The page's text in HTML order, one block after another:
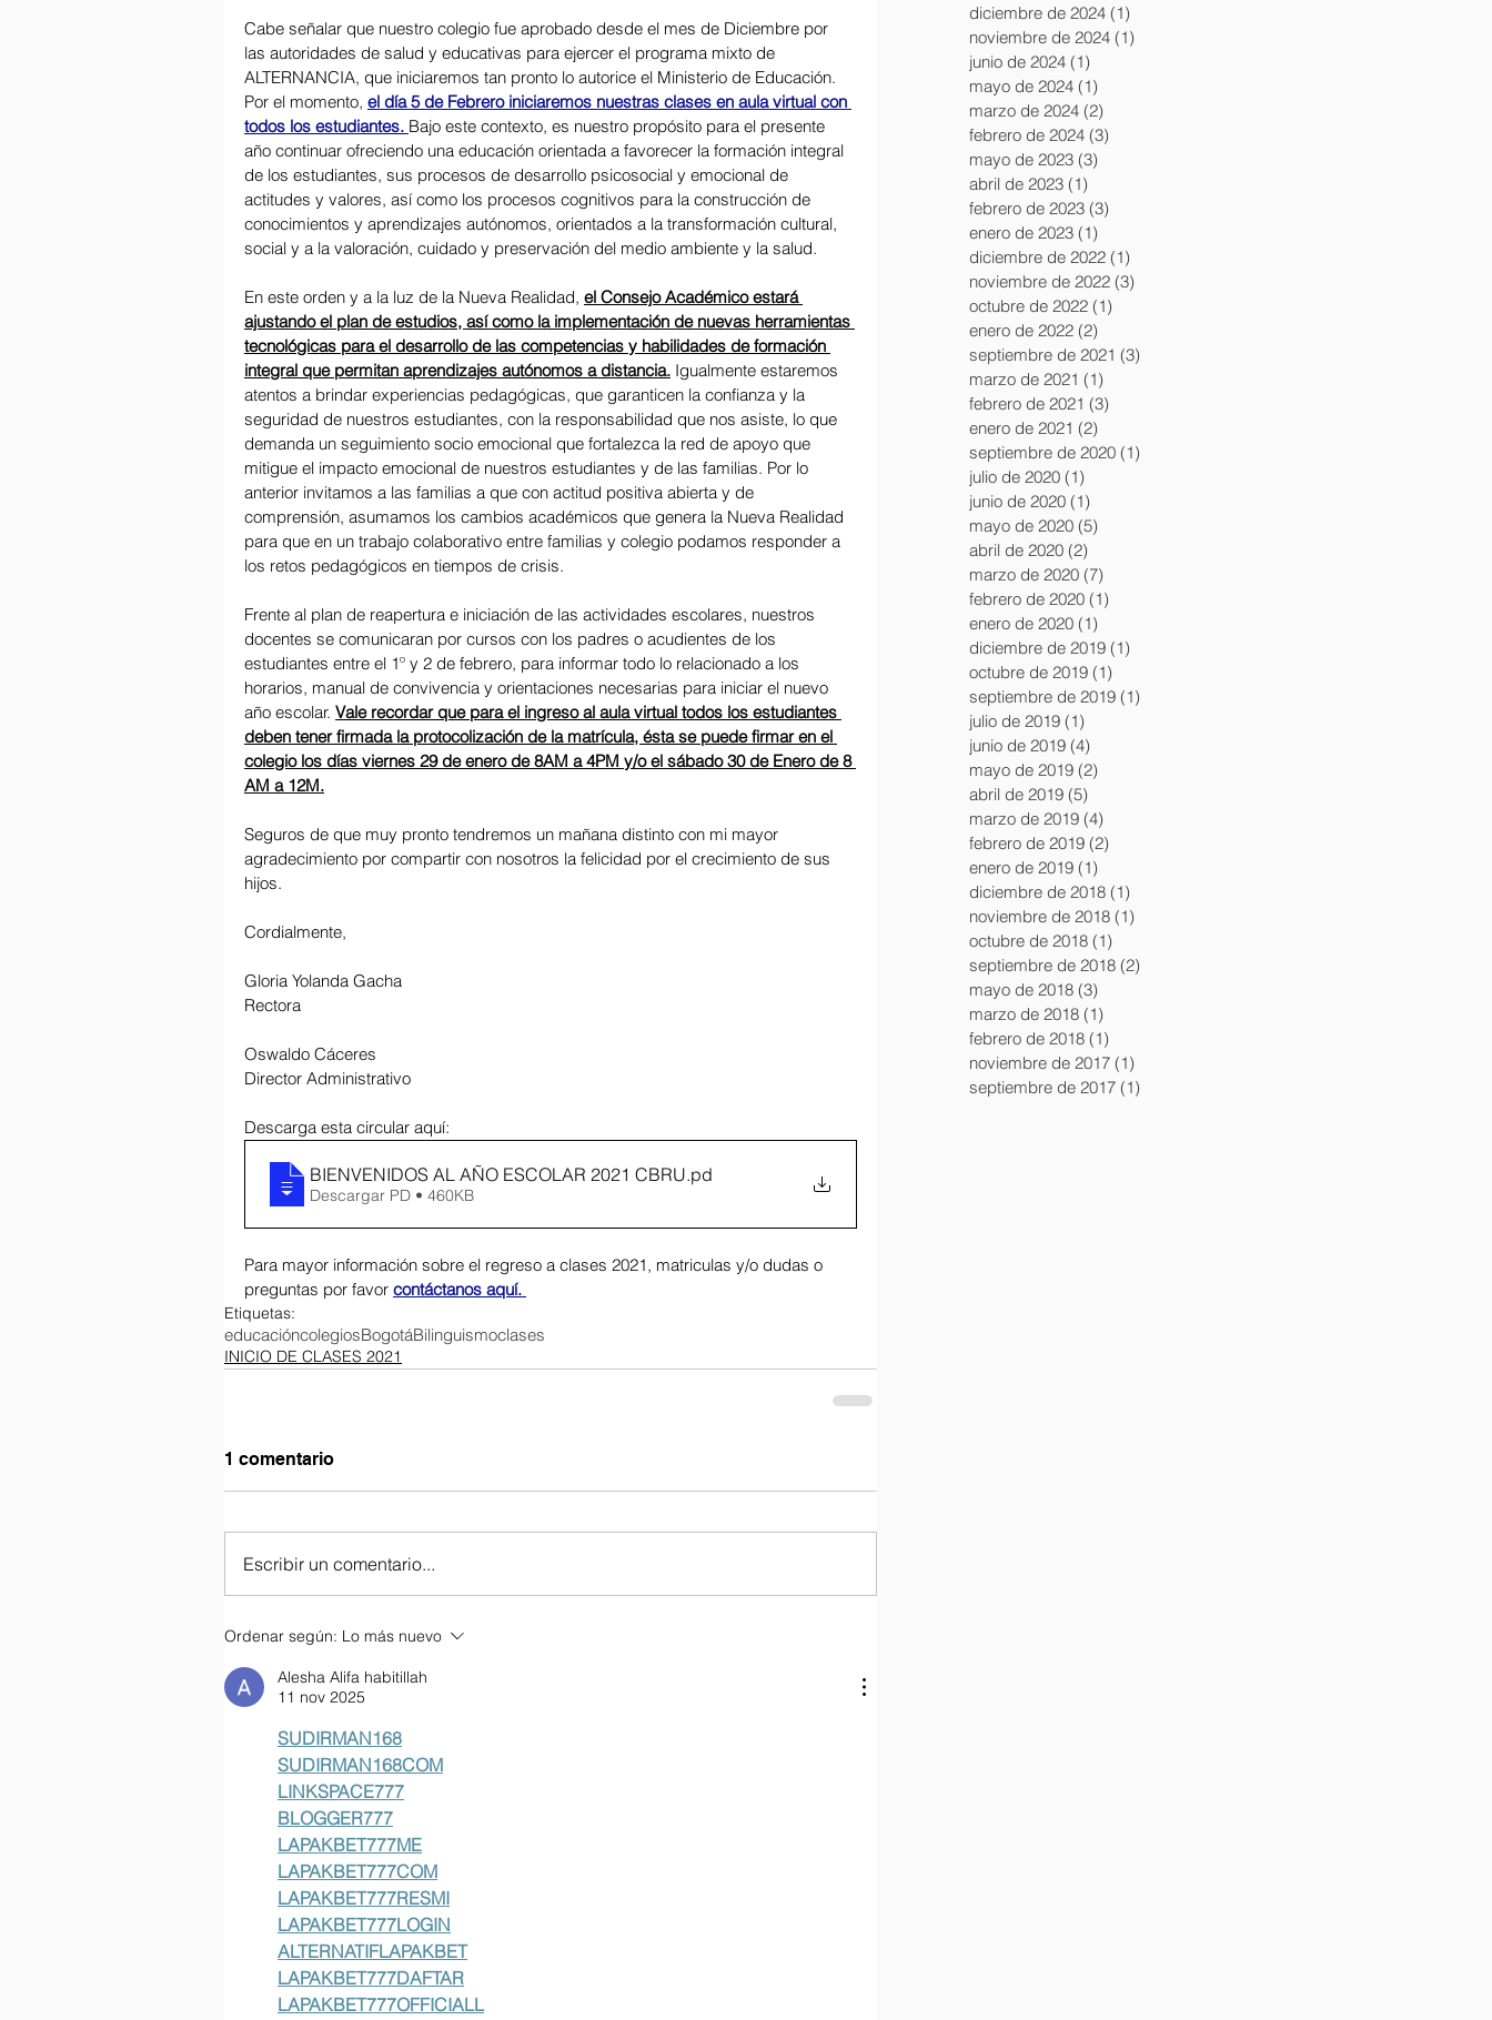
Cabe señalar que nuestro colegio fue aprobado desde el mes de Diciembre por
las autoridades de salud y educativas para ejercer el programa mixto de
ALTERNANCIA, que iniciaremos tan pronto lo autorice el Ministerio de Educación.
Por el momento, el día 5 de Febrero iniciaremos nuestras clases en aula virtual con
todos los estudiantes. Bajo este contexto, es nuestro propósito para el presente
año continuar ofreciendo una educación orientada a favorecer la formación integral
de los estudiantes, sus procesos de desarrollo psicosocial y emocional de
actitudes y valores, así como los procesos cognitivos para la construcción de
conocimientos y aprendizajes autónomos, orientados a la transformación cultural,
social y a la valoración, cuidado y preservación del medio ambiente y la salud.
En este orden y a la luz de la Nueva Realidad, el Consejo Académico estará
ajustando el plan de estudios, así como la implementación de nuevas herramientas
tecnológicas para el desarrollo de las competencias y habilidades de formación
integral que permitan aprendizajes autónomos a distancia. Igualmente estaremos
atentos a brindar experiencias pedagógicas, que garanticen la confianza y la
seguridad de nuestros estudiantes, con la responsabilidad que nos asiste, lo que
demanda un seguimiento socio emocional que fortalezca la red de apoyo que
mitigue el impacto emocional de nuestros estudiantes y de las familias. Por lo
anterior invitamos a las familias a que con actitud positiva abierta y de
comprensión, asumamos los cambios académicos que genera la Nueva Realidad
para que en un trabajo colaborativo entre familias y colegio podamos responder a
los retos pedagógicos en tiempos de crisis.
Frente al plan de reapertura e iniciación de las actividades escolares, nuestros
docentes se comunicaran por cursos con los padres o acudientes de los
estudiantes entre el 1º y 2 de febrero, para informar todo lo relacionado a los
horarios, manual de convivencia y orientaciones necesarias para iniciar el nuevo
año escolar. Vale recordar que para el ingreso al aula virtual todos los estudiantes
deben tener firmada la protocolización de la matrícula, ésta se puede firmar en el
colegio los días viernes 29 de enero de 8AM a 4PM y/o el sábado 30 de Enero de 8
AM a 12M.
Seguros de que muy pronto tendremos un mañana distinto con mi mayor
agradecimiento por compartir con nosotros la felicidad por el crecimiento de sus
hijos.
Cordialmente,
Gloria Yolanda Gacha
Rectora
Oswaldo Cáceres
Director Administrativo
Descarga esta circular aquí:
BIENVENIDOS AL AÑO ESCOLAR 2021 CBRU.pd
Descargar PD • 460KB
Para mayor información sobre el regreso a clases 2021, matriculas y/o dudas o
preguntas por favor contáctanos aquí.
Etiquetas:
educacióncolegiosBogotáBilinguismoclases
INICIO DE CLASES 2021
1 comentario
Escribir un comentario...
Ordenar según: Lo más nuevo
Alesha Alifa habitillah
11 nov 2025
SUDIRMAN168
SUDIRMAN168COM
LINKSPACE777
BLOGGER777
LAPAKBET777ME
LAPAKBET777COM
LAPAKBET777RESMI
LAPAKBET777LOGIN
ALTERNATIFLAPAKBET
LAPAKBET777DAFTAR
LAPAKBET777OFFICIALL
diciembre de 2024 (1)
noviembre de 2024 (1)
junio de 2024 (1)
mayo de 2024 (1)
marzo de 2024 (2)
febrero de 2024 (3)
mayo de 2023 (3)
abril de 2023 (1)
febrero de 2023 (3)
enero de 2023 (1)
diciembre de 2022 (1)
noviembre de 2022 (3)
octubre de 2022 (1)
enero de 2022 (2)
septiembre de 2021 (3)
marzo de 2021 (1)
febrero de 2021 (3)
enero de 2021 (2)
septiembre de 2020 (1)
julio de 2020 (1)
junio de 2020 (1)
mayo de 2020 (5)
abril de 2020 (2)
marzo de 2020 (7)
febrero de 2020 (1)
enero de 2020 (1)
diciembre de 2019 (1)
octubre de 2019 (1)
septiembre de 2019 (1)
julio de 2019 (1)
junio de 2019 (4)
mayo de 2019 (2)
abril de 2019 (5)
marzo de 2019 (4)
febrero de 2019 (2)
enero de 2019 (1)
diciembre de 2018 (1)
noviembre de 2018 (1)
octubre de 2018 (1)
septiembre de 2018 (2)
mayo de 2018 (3)
marzo de 2018 (1)
febrero de 2018 (1)
noviembre de 2017 (1)
septiembre de 2017 (1)